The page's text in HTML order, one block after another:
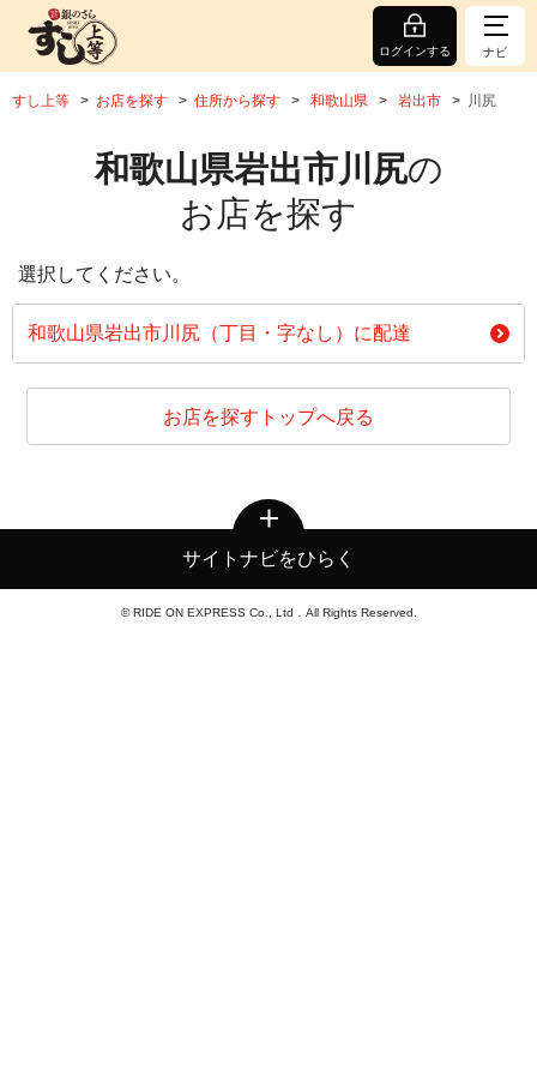
ログインする ナビ
すし上等 お店を探す 住所から探す 和歌山県 岩出市 川尻
和歌山県岩出市川尻の
お店を探す
選択してください。
和歌山県岩出市川尻（丁目・字なし）に配達
お店を探すトップへ戻る
サイトナビをひらく
© RIDE ON EXPRESS Co., Ltd．All Rights Reserved.